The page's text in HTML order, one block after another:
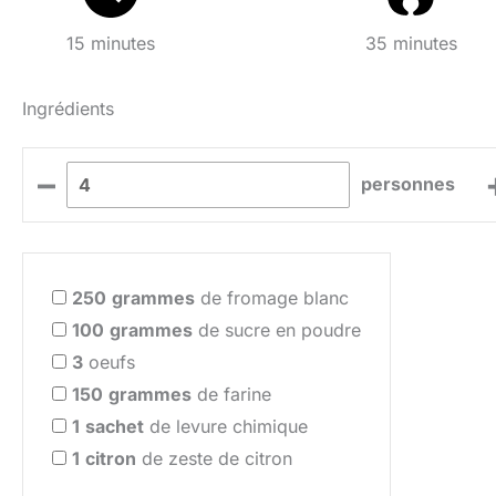
15 minutes 35 minutes
Ingrédients
– personnes
250 grammes de fromage blanc
100 grammes de sucre en poudre
3 oeufs
150 grammes de farine
1 sachet de levure chimique
1 citron de zeste de citron